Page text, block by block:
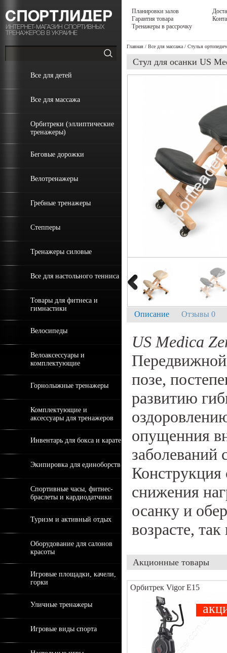
Все для детей
Все для массажа
Орбитреки (эллиптические
тренажеры)
Беговые дорожки
Велотренажеры
Гребные тренажеры
Степперы
Тренажеры силовые
Все для настольного тенниса
Товары для фитнеса и
гимнастики
Велосипеды
Велоаксессуары и
комплектующие
Горнолыжные тренажеры
Комплектующие и
аксессуары для тренажеров
Инвентарь для бокса и карате
Экипировка для единоборств
Спортивные часы, фитнес-
браслеты и кардиодатчики
Туризм и активный отдых
Оборудование для салонов
красоты
Игровые площадки, качели,
горки
Уличные тренажеры
Игровые виды спорта
Планировки залов
Гарантия товара
Тренажеры в рассрочку
Главная / Все для массажа / Стулья
Стул для осанки US
Описание Отзывы 0
US Medica
позе,
развитию
опущенния
заболеваний
снижения
осанку и
возрасте,
Акционные товары
Орбитрек Vigor E15